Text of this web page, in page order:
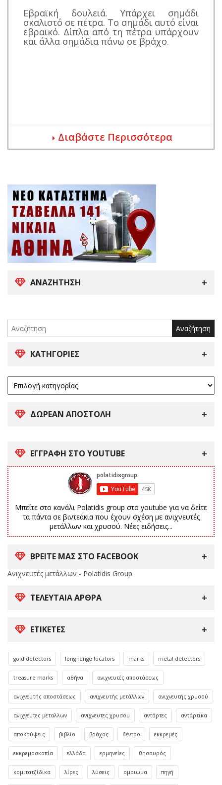
ΑΝΑΖΉΤΗΣΗ
for:
ΚΑΤΗΓΟΡΊΕΣ
ΔΩΡΕΑΝ ΑΠΟΣΤΟΛΗ
ΕΓΓΡΑΦΗ ΣΤΟ YOUTUBE
Μπείτε στο κανάλι Polatidis group στο youtube για να δείτε
τα πάντα σε βιντεάκια που έχουν σχέση με ανιχνευτές
μετάλλων και χρυσού. Νέες ειδήσεις...
ΒΡΕΙΤΕ ΜΑΣ ΣΤΟ FACEBOOK
Ανιχνευτές μετάλλων - Polatidis Group
ΤΕΛΕΥΤΑΊΑ ΆΡΘΡΑ
ΕΤΙΚΈΤΕΣ
gold detectors long range locators marks metal detectors
treasure marks αθήνα ανιχνευτές αποστάσεως
ανιχνευτής αποστάσεως ανιχνευτής μετάλλων ανιχνευτής χρυσού
ανιχνευτες μεταλλων ανιχνευτες χρυσου αντάρτες αντάρτικα
αποκρύψεις βιβλίο βράχος δέντρο εκκρεμές
εκκρεμοσκοπία ελλάδα ερμηνείες θησαυρός
κομιτατζίδικα λίρες λύσεις ομοιωμα πηγή
Εβραϊκή δουλειά. Υπάρχει σημάδι
σκαλιστό σε πέτρα. Το σημάδι αυτό είναι
εβραϊκό. Δίπλα από τη πέτρα υπάρχουν
και άλλα σημάδια πάνω σε βράχο.
Διαβάστε Περισσότερα